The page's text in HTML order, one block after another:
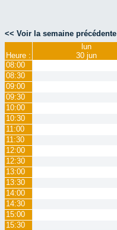
<< Voir la semaine précédente
Heure :
lun
30 jun
08:00
08:30
09:00
09:30
10:00
10:30
11:00
11:30
12:00
12:30
13:00
13:30
14:00
14:30
15:00
15:30